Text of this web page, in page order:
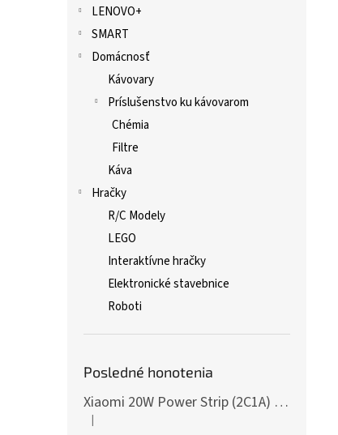
LENOVO+
SMART
Domácnosť
Kávovary
Príslušenstvo ku kávovarom
Chémia
Filtre
Káva
Hračky
R/C Modely
LEGO
Interaktívne hračky
Elektronické stavebnice
Roboti
Posledné honotenia
Xiaomi 20W Power Strip (2C1A) EU
Hodnotenie produktu je 5 z 5 hviezdičiek.
|